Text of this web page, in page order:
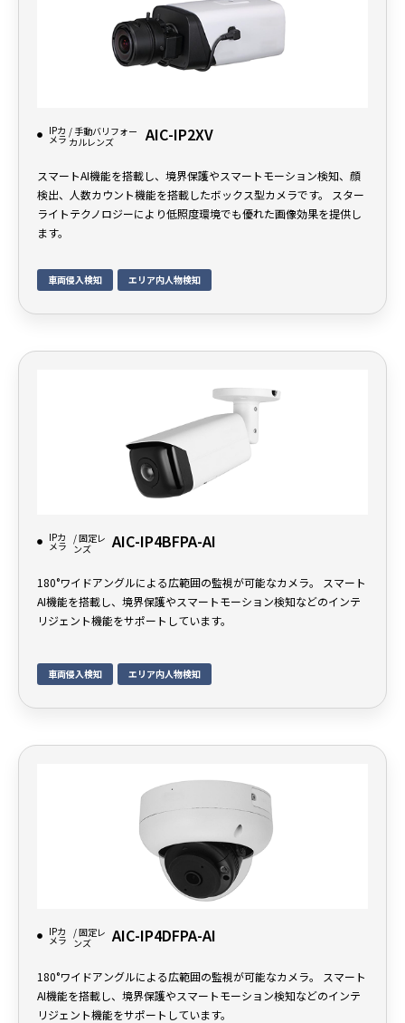
IPカ
メラ
/ 手動バリフォー
カルレンズ
AIC-IP2XV
スマートAI機能を搭載し、境界保護やスマートモーション検知、顔
検出、人数カウント機能を搭載したボックス型カメラです。 スター
ライトテクノロジーにより低照度環境でも優れた画像効果を提供し
ます。
車両侵入検知 エリア内人物検知
IPカ
メラ
/ 固定レ
ンズ
AIC-IP4BFPA-AI
180°ワイドアングルによる広範囲の監視が可能なカメラ。 スマート
AI機能を搭載し、境界保護やスマートモーション検知などのインテ
リジェント機能をサポートしています。
車両侵入検知 エリア内人物検知
IPカ
メラ
/ 固定レ
ンズ
AIC-IP4DFPA-AI
180°ワイドアングルによる広範囲の監視が可能なカメラ。 スマート
AI機能を搭載し、境界保護やスマートモーション検知などのインテ
リジェント機能をサポートしています。